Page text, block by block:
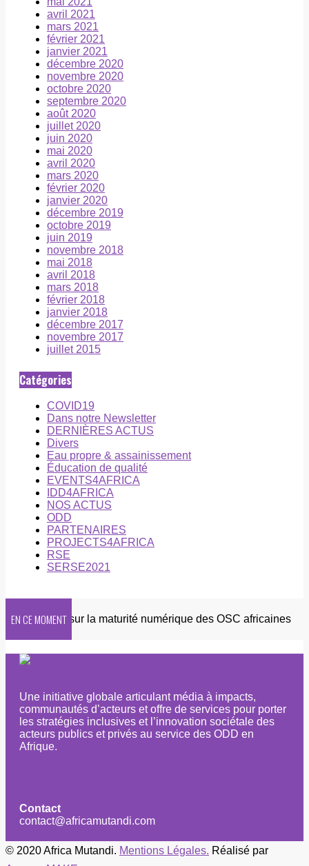
avril 2021
mars 2021
février 2021
janvier 2021
décembre 2020
novembre 2020
octobre 2020
septembre 2020
août 2020
juillet 2020
juin 2020
mai 2020
avril 2020
mars 2020
février 2020
janvier 2020
décembre 2019
octobre 2019
juin 2019
novembre 2018
mai 2018
avril 2018
mars 2018
février 2018
janvier 2018
décembre 2017
novembre 2017
juillet 2015
Catégories
COVID19
Dans notre Newsletter
DERNIÈRES ACTUS
Divers
Eau propre & assainissement
Éducation de qualité
EVENTS4AFRICA
IDD4AFRICA
NOS ACTUS
ODD
PARTENAIRES
PROJECTS4AFRICA
RSE
SERSE2021
EN CE MOMENT
2026 sur la maturité numérique des OSC africaines
Une initiative globale articulant média à impacts,
communautés d’acteurs et offre de services pour porter
les stratégies inclusives et l’innovation sociétale des
acteurs publics et privés au service des ODD en
Afrique.
Contact
contact@africamutandi.com
© 2020 Africa Mutandi. Mentions Légales. Réalisé par